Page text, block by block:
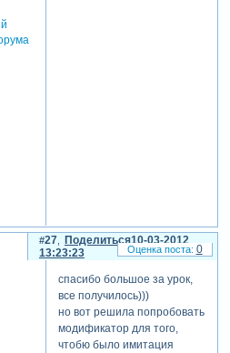
Поделиться
27
10-03-2012
13:23:23
спасибо большое за урок,
все получилось)))
но вот решила попробовать
модификатор для того,
чтобю было имитация
0